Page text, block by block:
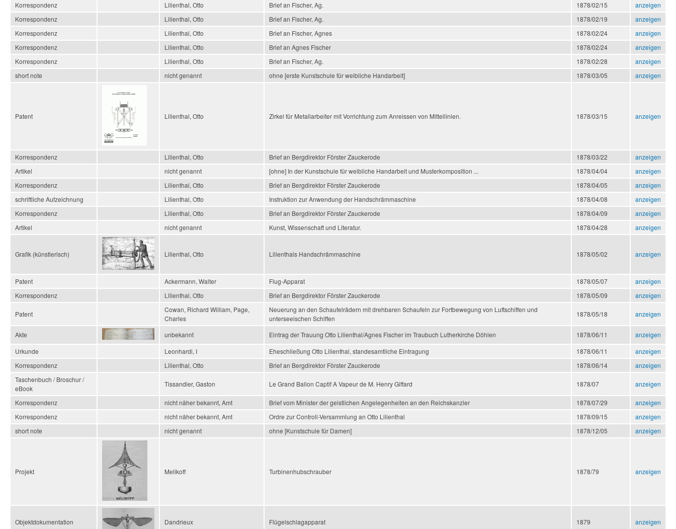
Korrespondenz
Lilienthal, Otto Brief an Fischer, Ag. 1878/02/15
anzeigen
Korrespondenz
Lilienthal, Otto Brief an Fischer, Ag. 1878/02/19
anzeigen
Korrespondenz
Lilienthal, Otto Brief an Fischer, Agnes 1878/02/24
anzeigen
Korrespondenz
Lilienthal, Otto Brief an Agnes Fischer 1878/02/24
anzeigen
Korrespondenz
Lilienthal, Otto Brief an Fischer, Ag. 1878/02/28
anzeigen
short note
nicht genannt ohne [erste Kunstschule für weibliche Handarbeit] 1878/03/05 anzeigen
Patent Lilienthal, Otto Zirkel für Metallarbeiter mit Vorrichtung zum Anreissen von Mittellinien. 1878/03/15 anzeigen
Korrespondenz Lilienthal, Otto Brief an Bergdirektor Förster Zauckerode 1878/03/22
anzeigen
Artikel
nicht genannt [ohne] In der Kunstschule für weibliche Handarbeit und Musterkomposition ... 1878/04/04
anzeigen
Korrespondenz
Lilienthal, Otto Brief an Bergdirektor Förster Zauckerode 1878/04/05
anzeigen
schriftliche Aufzeichnung
Lilienthal, Otto Instruktion zur Anwendung der Handschrämmaschine 1878/04/08
anzeigen
Korrespondenz
Lilienthal, Otto Brief an Bergdirektor Förster Zauckerode 1878/04/09
anzeigen
Artikel
nicht genannt Kunst, Wissenschaft und Literatur. 1878/04/28 anzeigen
Grafik (künstlerisch) Lilienthal, Otto Lilienthals Handschrämmaschine 1878/05/02 anzeigen
Patent Ackermann, Walter Flug-Apparat 1878/05/07
anzeigen
Korrespondenz
Lilienthal, Otto Brief an Bergdirektor Förster Zauckerode 1878/05/09 anzeigen
Patent
Cowan, Richard William, Page,
Charles
Neuerung an den Schaufelrädern mit drehbaren Schaufeln zur Fortbewegung von Luftschiffen und
unterseeischen Schiffen
1878/05/18 anzeigen
Akte unbekannt Eintrag der Trauung Otto Lilienthal/Agnes Fischer im Traubuch Lutherkirche Döhlen 1878/06/11
anzeigen
Urkunde
Leonhardi, I Eheschließung Otto Lilienthal, standesamtliche Eintragung 1878/06/11
anzeigen
Korrespondenz
Lilienthal, Otto Brief an Bergdirektor Förster Zauckerode 1878/06/14
anzeigen
Taschenbuch / Broschur /
eBook
Tissandier, Gaston Le Grand Ballon Captif A Vapeur de M. Henry Giffard 1878/07 anzeigen
Korrespondenz nicht näher bekannt, Amt Brief vom Minister der geistlichen Angelegenheiten an den Reichskanzler 1878/07/29
anzeigen
Korrespondenz
nicht näher bekannt, Amt Ordre zur Controll-Versammlung an Otto Lilienthal 1878/09/15
anzeigen
short note
nicht genannt ohne [Kunstschule für Damen] 1878/12/05 anzeigen
Projekt Melikoff Turbinenhubschrauber 1878/79 anzeigen
Objektdokumentation Dandrieux Flügelschlagapparat 1879 anzeigen